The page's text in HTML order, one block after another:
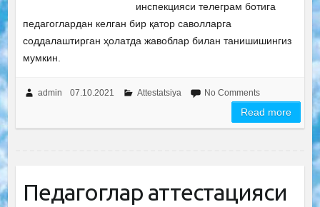
инспекцияси телеграм ботига
педагоглардан келган бир қатор саволларга
соддалаштирган ҳолатда жавоблар билан танишишингиз
мумкин.
admin 07.10.2021 Attestatsiya No Comments
Read more
Педагоглар аттестацияси